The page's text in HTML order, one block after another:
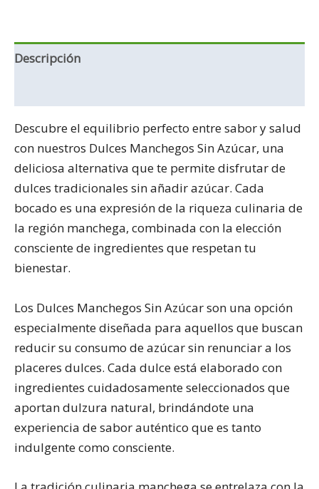
Descripción
Descubre el equilibrio perfecto entre sabor y salud
con nuestros Dulces Manchegos Sin Azúcar, una
deliciosa alternativa que te permite disfrutar de
dulces tradicionales sin añadir azúcar. Cada
bocado es una expresión de la riqueza culinaria de
la región manchega, combinada con la elección
consciente de ingredientes que respetan tu
bienestar.
Los Dulces Manchegos Sin Azúcar son una opción
especialmente diseñada para aquellos que buscan
reducir su consumo de azúcar sin renunciar a los
placeres dulces. Cada dulce está elaborado con
ingredientes cuidadosamente seleccionados que
aportan dulzura natural, brindándote una
experiencia de sabor auténtico que es tanto
indulgente como consciente.